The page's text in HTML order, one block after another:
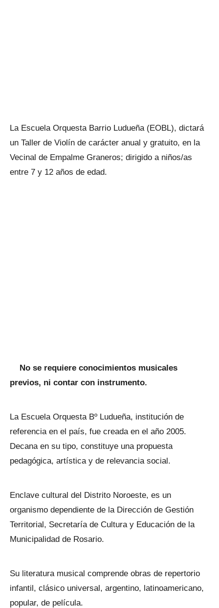
La Escuela Orquesta Barrio Ludueña (EOBL), dictará
un Taller de Violín de carácter anual y gratuito, en la
Vecinal de Empalme Graneros; dirigido a niños/as
entre 7 y 12 años de edad.
No se requiere conocimientos musicales
previos, ni contar con instrumento.
La Escuela Orquesta Bº Ludueña, institución de
referencia en el país, fue creada en el año 2005.
Decana en su tipo, constituye una propuesta
pedagógica, artística y de relevancia social.
Enclave cultural del Distrito Noroeste, es un
organismo dependiente de la Dirección de Gestión
Territorial, Secretaría de Cultura y Educación de la
Municipalidad de Rosario.
Su literatura musical comprende obras de repertorio
infantil, clásico universal, argentino, latinoamericano,
popular, de película.